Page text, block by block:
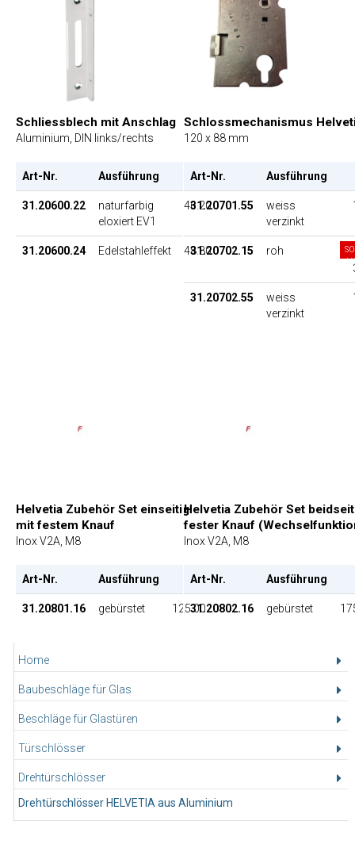
Home
Baubeschläge für Glas
Beschläge für Glastüren
Türschlösser
Drehtürschlösser
Drehtürschlösser HELVETIA aus Aluminium
Schliessblech mit Anschlag
Aluminium, DIN links/rechts
Art-Nr. Ausführung EP
31.20600.22
naturfarbig
eloxiert EV1
46.20
31.20600.24 Edelstahleffekt 48.80
Schlossmechanismus
120 x 88 mm
Art-Nr. Ausführung
31.20701.55
weiss
verzinkt
31.20702.15 roh
31.20702.55
weiss
verzinkt
Helvetia Zubehör Set einseitig
mit festem Knauf
Inox V2A, M8
Art-Nr. Ausführung EP
31.20801.16 gebürstet 125.00
Helvetia Zubehör Set
fester Knauf
Inox V2A, M8
Art-Nr. Ausführung
31.20802.16 gebürstet